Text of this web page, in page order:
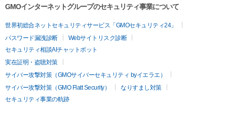
GMOインターネットグループのセキュリティ事業について
世界初総合ネットセキュリティサービス「GMOセキュリティ24」
パスワード漏洩診断
Webサイトリスク診断
セキュリティ相談AIチャットボット
実在証明・盗聴対策
サイバー攻撃対策（GMOサイバーセキュリティ byイエラエ）
サイバー攻撃対策（GMO Flatt Security）
なりすまし対策
セキュリティ事業の軌跡